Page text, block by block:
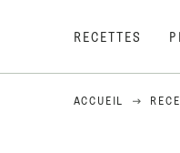
RECETTES
ACCUEIL